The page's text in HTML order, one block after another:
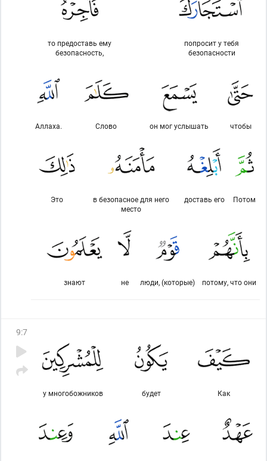
попросит у тебя
безопасности
то предоставь ему
безопасность,
чтобы
он мог услышать
Слово
Аллаха.
Потом
доставь его
в безопасное для него
место
Это
потому, что они
люди, (которые)
не
знают
9:7
Как
будет
у многобожников